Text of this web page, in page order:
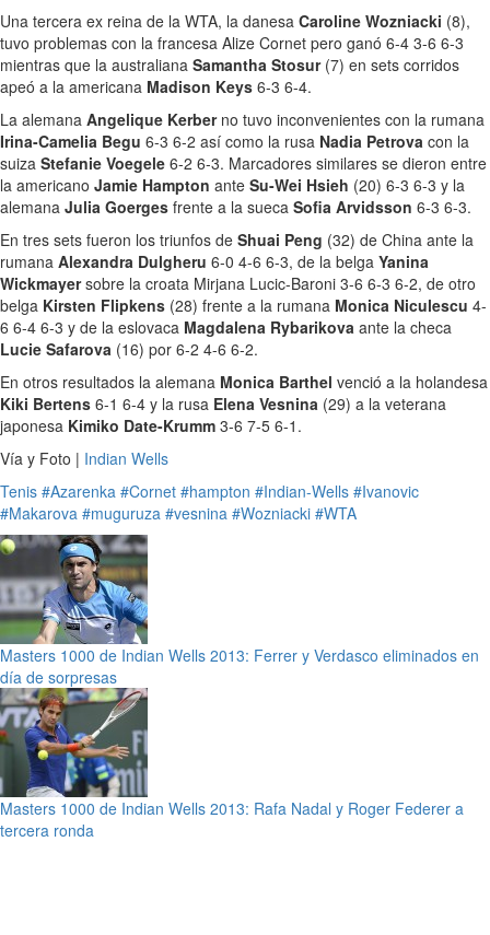
Una tercera ex reina de la WTA, la danesa Caroline Wozniacki (8),
tuvo problemas con la francesa Alize Cornet pero ganó 6-4 3-6 6-3
mientras que la australiana Samantha Stosur (7) en sets corridos
apeó a la americana Madison Keys 6-3 6-4.
La alemana Angelique Kerber no tuvo inconvenientes con la rumana
Irina-Camelia Begu 6-3 6-2 así como la rusa Nadia Petrova con la
suiza Stefanie Voegele 6-2 6-3. Marcadores similares se dieron entre
la americano Jamie Hampton ante Su-Wei Hsieh (20) 6-3 6-3 y la
alemana Julia Goerges frente a la sueca Sofia Arvidsson 6-3 6-3.
En tres sets fueron los triunfos de Shuai Peng (32) de China ante la
rumana Alexandra Dulgheru 6-0 4-6 6-3, de la belga Yanina
Wickmayersobre la croata Mirjana Lucic-Baroni 3-6 6-3 6-2, de otro
belga Kirsten Flipkens (28) frente a la rumana Monica Niculescu 4-
6 6-4 6-3 y de la eslovaca Magdalena Rybarikova ante la checa
Lucie Safarova (16) por 6-2 4-6 6-2.
En otros resultados la alemana Monica Barthel venció a la holandesa
Kiki Bertens 6-1 6-4 y la rusa Elena Vesnina (29) a la veterana
japonesa Kimiko Date-Krumm 3-6 7-5 6-1.
Vía y Foto | Indian Wells
Tenis #Azarenka #Cornet #hampton #Indian-Wells #Ivanovic
#Makarova #muguruza #vesnina #Wozniacki #WTA
Masters 1000 de Indian Wells 2013: Ferrer y Verdasco eliminados en
día de sorpresas
Masters 1000 de Indian Wells 2013: Rafa Nadal y Roger Federer a
tercera ronda